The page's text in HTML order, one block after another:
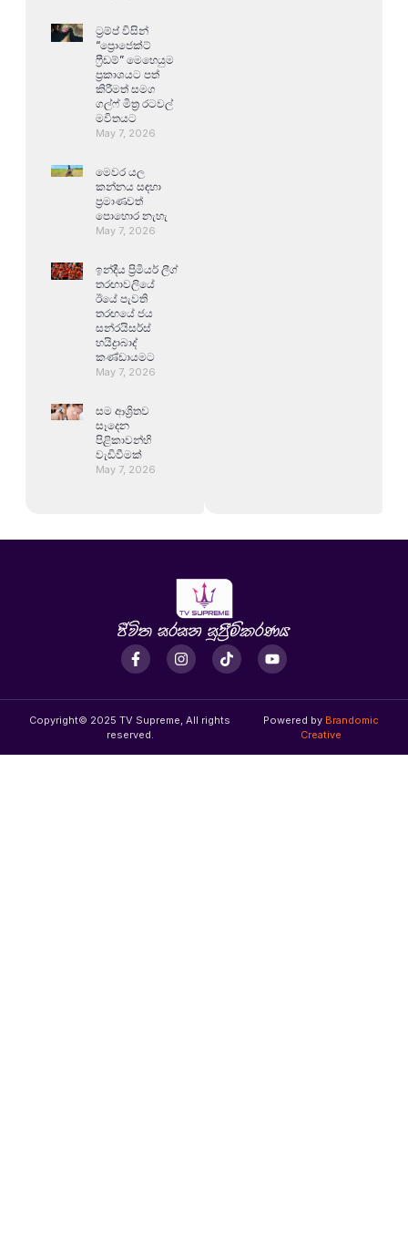
ට්‍රම්ප් විසින්
“ප්‍රොජෙක්ට්
ෆ්‍රීඩම්” මෙහෙයුම
ප්‍රකාශයට පත්
කිරීමත් සමග
ගල්ෆ් මිත්‍ර රටවල්
මවිතයට
May 7, 2026
මෙවර යල
කන්නය සඳහා
ප්‍රමාණවත්
පොහොර නැහැ
May 7, 2026
ඉන්දීය ප්‍රිමියර් ලීග්
තරඟාවලියේ
ඊයේ පැවති
තරඟයේ ජය
සන්රයිසර්ස්
හයිද්‍රාබාද්
කණ්ඩායමට
May 7, 2026
සම ආශ්‍රිතව
සෑදෙන
පිළිකාවන්හි
වැඩිවීමක්
May 7, 2026
Copyright© 2025 TV Supreme, All rights
reserved.
Powered by Brandomic
Creative